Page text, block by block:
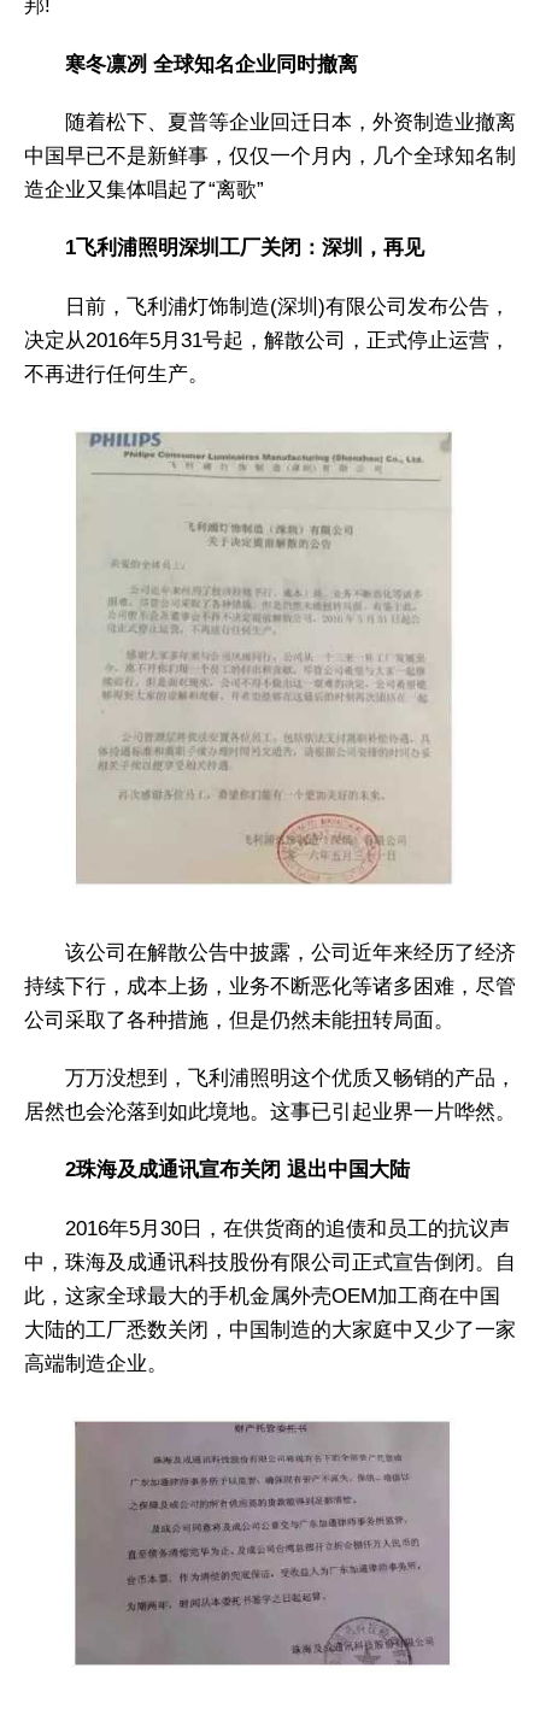
邦!
寒冬凛冽 全球知名企业同时撤离
随着松下、夏普等企业回迁日本，外资制造业撤离
中国早已不是新鲜事，仅仅一个月内，几个全球知名制
造企业又集体唱起了“离歌”
1飞利浦照明深圳工厂关闭：深圳，再见
日前，飞利浦灯饰制造(深圳)有限公司发布公告，
决定从2016年5月31号起，解散公司，正式停止运营，
不再进行任何生产。
该公司在解散公告中披露，公司近年来经历了经济
持续下行，成本上扬，业务不断恶化等诸多困难，尽管
公司采取了各种措施，但是仍然未能扭转局面。
万万没想到，飞利浦照明这个优质又畅销的产品，
居然也会沦落到如此境地。这事已引起业界一片哗然。
2珠海及成通讯宣布关闭 退出中国大陆
2016年5月30日，在供货商的追债和员工的抗议声
中，珠海及成通讯科技股份有限公司正式宣告倒闭。自
此，这家全球最大的手机金属外壳OEM加工商在中国
大陆的工厂悉数关闭，中国制造的大家庭中又少了一家
高端制造企业。